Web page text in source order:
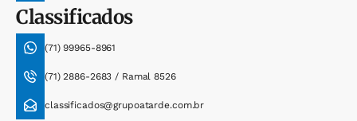
Classificados
(71) 99965-8961
(71) 2886-2683 / Ramal 8526
classificados@grupoatarde.com.br